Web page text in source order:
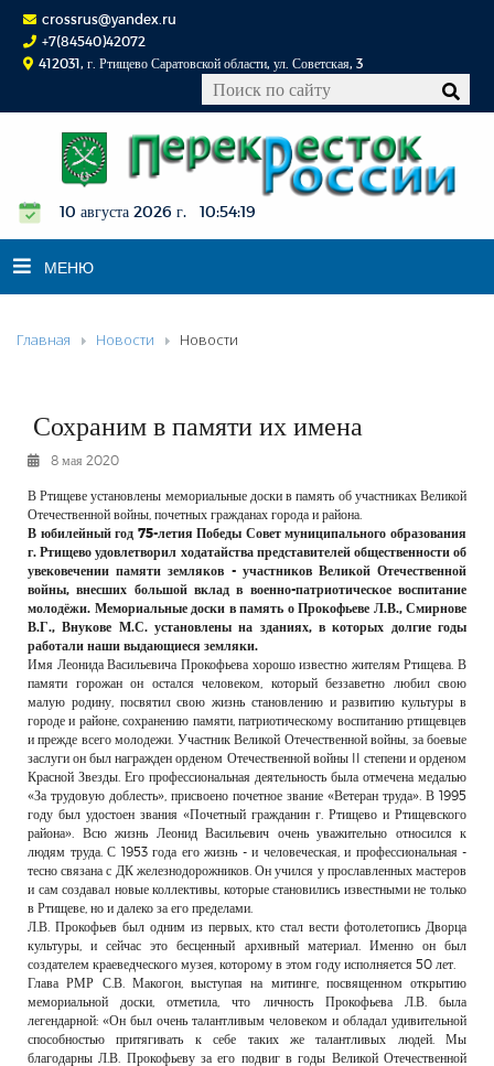
crossrus@yandex.ru
+7(84540)42072
412031, г. Ртищево Саратовской области, ул. Советская, 3
10 августа 2026 г. 10:54:20
МЕНЮ
НОВОСТИ
К СВЕДЕНИЮ
КОНКУРСЫ
РЕКЛАМОДАТЕЛЯМ
ОБЪЯВЛЕНИЯ
КОНТАКТЫ
Главная Новости Новости
Сохраним в памяти их имена
8 мая 2020
В Ртищеве установлены мемориальные доски в память об участниках Великой
Отечественной войны, почетных гражданах города и района.
В юбилейный год 75-летия Победы Совет муниципального образования
г. Ртищево удовлетворил ходатайства представителей общественности об
увековечении памяти земляков - участников Великой Отечественной
войны, внесших большой вклад в военно-патриотическое воспитание
молодёжи. Мемориальные доски в память о Прокофьеве Л.В., Смирнове
В.Г., Внукове М.С. установлены на зданиях, в которых долгие годы
работали наши выдающиеся земляки.
Имя Леонида Васильевича Прокофьева хорошо известно жителям Ртищева. В
памяти горожан он остался человеком, который беззаветно любил свою
малую родину, посвятил свою жизнь становлению и развитию культуры в
городе и районе, сохранению памяти, патриотическому воспитанию ртищевцев
и прежде всего молодежи. Участник Великой Отечественной войны, за боевые
заслуги он был награжден орденом Отечественной войны II степени и орденом
Красной Звезды. Его профессиональная деятельность была отмечена медалью
«За трудовую доблесть», присвоено почетное звание «Ветеран труда». В 1995
году был удостоен звания «Почетный гражданин г. Ртищево и Ртищевского
района». Всю жизнь Леонид Васильевич очень уважительно относился к
людям труда. С 1953 года его жизнь - и человеческая, и профессиональная -
тесно связана с ДК железнодорожников. Он учился у прославленных мастеров
и сам создавал новые коллективы, которые становились известными не только
в Ртищеве, но и далеко за его пределами.
Л.В. Прокофьев был одним из первых, кто стал вести фотолетопись Дворца
культуры, и сейчас это бесценный архивный материал. Именно он был
создателем краеведческого музея, которому в этом году исполняется 50 лет.
Глава РМР С.В. Макогон, выступая на митинге, посвященном открытию
мемориальной доски, отметила, что личность Прокофьева Л.В. была
легендарной: «Он был очень талантливым человеком и обладал удивительной
способностью притягивать к себе таких же талантливых людей. Мы
благодарны Л.В. Прокофьеву за его подвиг в годы Великой Отечественной